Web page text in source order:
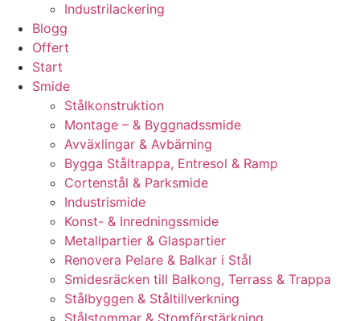
Industrilackering
Blogg
Offert
Start
Smide
Stålkonstruktion
Montage – & Byggnadssmide
Avväxlingar & Avbärning
Bygga Ståltrappa, Entresol & Ramp
Cortenstål & Parksmide
Industrismide
Konst- & Inredningssmide
Metallpartier & Glaspartier
Renovera Pelare & Balkar i Stål
Smidesräcken till Balkong, Terrass & Trappa
Stålbyggen & Ståltillverkning
Stålstommar & Stomförstärkning